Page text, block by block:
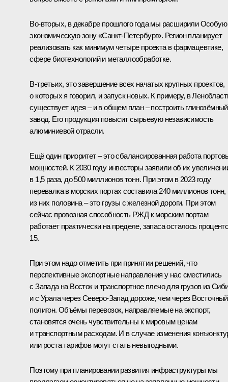
Во-вторых, в декабре прошлого года мы расширили Особую
экономическую зону «Санкт-Петербург». Регион планирует
реализовать как минимум четыре проекта в фармацевтике,
сфере биотехнологий и металлообработке.
В-третьих, это завершение всех начатых крупных проектов,
о которых я говорил, и запуск новых. К примеру, в
существует идея – и в общем план – построить глинозёмный
завод. Его продукция повысит сырьевую независимость
алюминиевой отрасли.
Ещё один приоритет – это сбалансированная работа
мощностей. К 2030 году инвесторы заявили об их
в 1,5 раза, до 500 миллионов тонн. При этом в 2023 году
перевалка в морских портах составила 240 миллионов тонн,
из них половина – это грузы с железной дороги. При этом
сейчас провозная способность РЖД к морским портам
работает практически на пределе, запаса осталось
15.
При этом надо отметить при принятии решений, что
перспективные экспортные направления у нас сместились
с Запада на Восток и транспортное плечо для грузов из
и с Урала через Северо-Запад дороже, чем через Восточный
полигон. Объёмы перевозок, направляемые на экспорт,
становятся очень чувствительны к мировым ценам
и транспортным расходам. И в случае изменения
или роста тарифов могут стать невыгодными.
Поэтому при планировании развития инфраструктуры мы